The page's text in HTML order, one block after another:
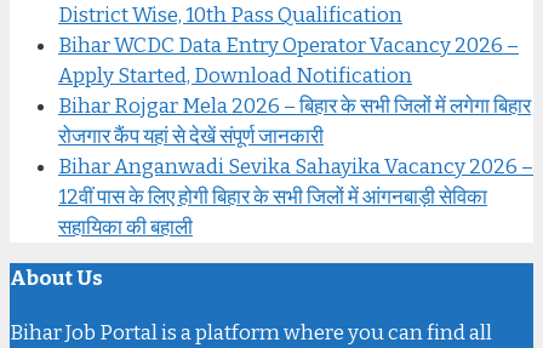
District Wise, 10th Pass Qualification
Bihar WCDC Data Entry Operator Vacancy 2026 –
Apply Started, Download Notification
Bihar Rojgar Mela 2026 – बिहार के सभी जिलों में लगेगा बिहार
रोजगार कैंप यहां से देखें संपूर्ण जानकारी
Bihar Anganwadi Sevika Sahayika Vacancy 2026 –
12वीं पास के लिए होगी बिहार के सभी जिलों में आंगनबाड़ी सेविका
सहायिका की बहाली
About Us
Bihar Job Portal is a platform where you can find all